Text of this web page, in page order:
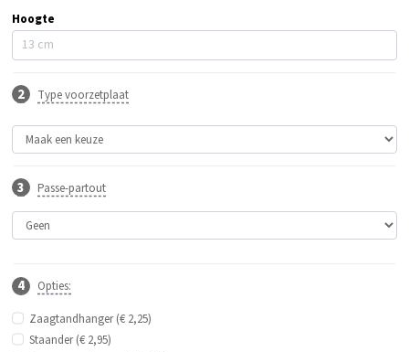
Hoogte
Type voorzetplaat
Passe-partout
Opties:
Zaagtandhanger (€ 2,25)
Staander (€ 2,95)